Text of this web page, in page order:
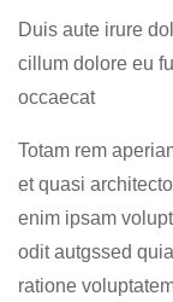
Duis aute irure
cillum dolore eu
occaecat
Totam rem
et quasi
enim ipsam
odit autgssed
ratione